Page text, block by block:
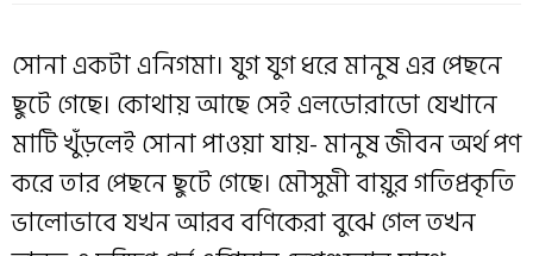
সোনা একটা এনিগমা। যুগ যুগ ধরে মানুষ এর পেছনে
ছুটে গেছে। কোথায় আছে সেই এলডোরাডো যেখানে
মাটি খুঁড়লেই সোনা পাওয়া যায়- মানুষ জীবন অর্থ পণ
করে তার পেছনে ছুটে গেছে। মৌসুমী বায়ুর গতিপ্রকৃতি
ভালোভাবে যখন আরব বণিকেরা বুঝে গেল তখন